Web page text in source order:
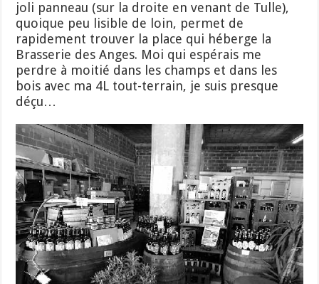
joli panneau (sur la droite en venant de Tulle),
quoique peu lisible de loin, permet de
rapidement trouver la place qui héberge la
Brasserie des Anges. Moi qui espérais me
perdre à moitié dans les champs et dans les
bois avec ma 4L tout-terrain, je suis presque
déçu…